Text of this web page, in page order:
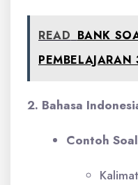
READ BANK
PEMBELAJARAN
2. Bahasa
Contoh